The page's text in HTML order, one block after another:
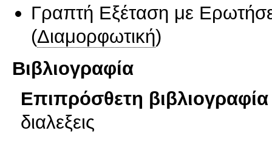
Γραπτή Εξέταση με
(Διαμορφωτική)
Βιβλιογραφία
Επιπρόσθετη βιβλιογραφία
διαλεξεις